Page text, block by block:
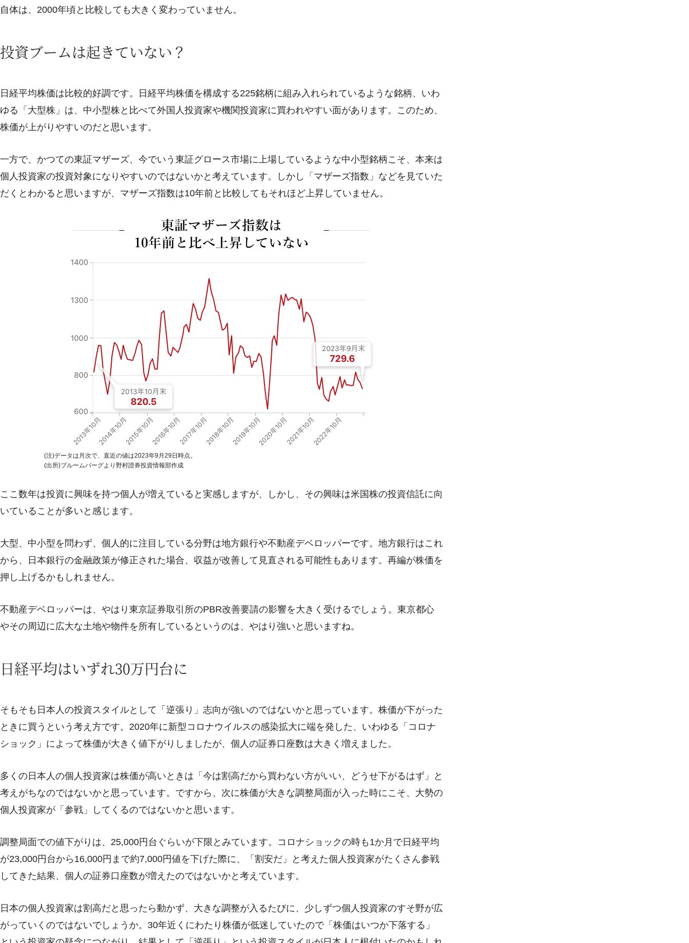
自体は、2000年頃と比較しても大きく変わっていません。
投資ブームは起きていない？
日経平均株価は比較的好調です。日経平均株価を構成する225銘柄に組み入れられているような銘柄、いわ
ゆる「大型株」は、中小型株と比べて外国人投資家や機関投資家に買われやすい面があります。このため、
株価が上がりやすいのだと思います。
一方で、かつての東証マザーズ、今でいう東証グロース市場に上場しているような中小型銘柄こそ、本来は
個人投資家の投資対象になりやすいのではないかと考えています。しかし「マザーズ指数」などを見ていた
だくとわかると思いますが、マザーズ指数は10年前と比較してもそれほど上昇していません。
(注)データは月次で、直近の値は2023年9月29日時点。
(出所)ブルームバーグより野村證券投資情報部作成
ここ数年は投資に興味を持つ個人が増えていると実感しますが、しかし、その興味は米国株の投資信託に向
いていることが多いと感じます。
大型、中小型を問わず、個人的に注目している分野は地方銀行や不動産デベロッパーです。地方銀行はこれ
から、日本銀行の金融政策が修正された場合、収益が改善して見直される可能性もあります。再編が株価を
押し上げるかもしれません。
不動産デベロッパーは、やはり東京証券取引所のPBR改善要請の影響を大きく受けるでしょう。東京都心
やその周辺に広大な土地や物件を所有しているというのは、やはり強いと思いますね。
日経平均はいずれ30万円台に
そもそも日本人の投資スタイルとして「逆張り」志向が強いのではないかと思っています。株価が下がった
ときに買うという考え方です。2020年に新型コロナウイルスの感染拡大に端を発した、いわゆる「コロナ
ショック」によって株価が大きく値下がりしましたが、個人の証券口座数は大きく増えました。
多くの日本人の個人投資家は株価が高いときは「今は割高だから買わない方がいい、どうせ下がるはず」と
考えがちなのではないかと思っています。ですから、次に株価が大きな調整局面が入った時にこそ、大勢の
個人投資家が「参戦」してくるのではないかと思います。
調整局面での値下がりは、25,000円台ぐらいが下限とみています。コロナショックの時も1か月で日経平均
が23,000円台から16,000円まで約7,000円値を下げた際に、「割安だ」と考えた個人投資家がたくさん参戦
してきた結果、個人の証券口座数が増えたのではないかと考えています。
日本の個人投資家は割高だと思ったら動かず、大きな調整が入るたびに、少しずつ個人投資家のすそ野が広
がっていくのではないでしょうか。30年近くにわたり株価が低迷していたので「株価はいつか下落する」